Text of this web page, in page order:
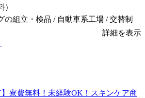
）
の組立・検品 / 自動車系工場 / 交替制
詳細を表示